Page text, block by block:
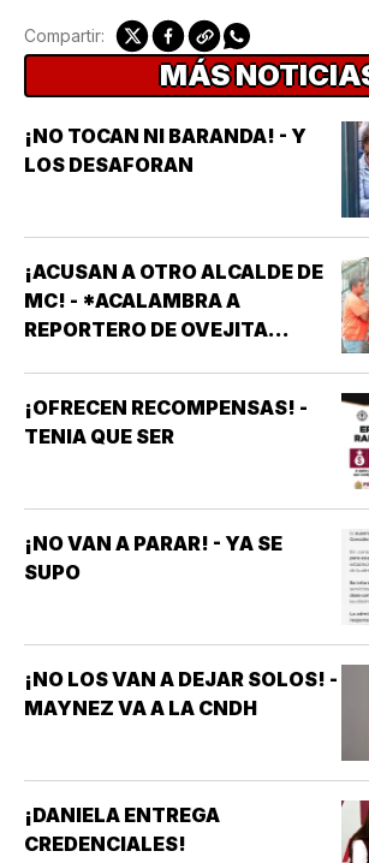
Compartir:
MÁS
¡NO TOCAN NI BARANDA! - Y
LOS DESAFORAN
¡ACUSAN A OTRO ALCALDE DE
MC! - *ACALAMBRA A
REPORTERO DE OVEJITA
¡OFRECEN RECOMPENSAS! -
TENIA QUE SER
¡NO VAN A PARAR! - YA SE
SUPO
¡NO LOS VAN A DEJAR SOLOS! -
MAYNEZ VA A LA CNDH
¡DANIELA ENTREGA
CREDENCIALES!